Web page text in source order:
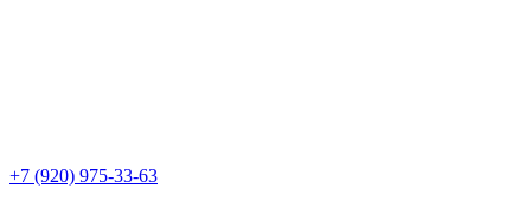
+7 (920) 975-33-63